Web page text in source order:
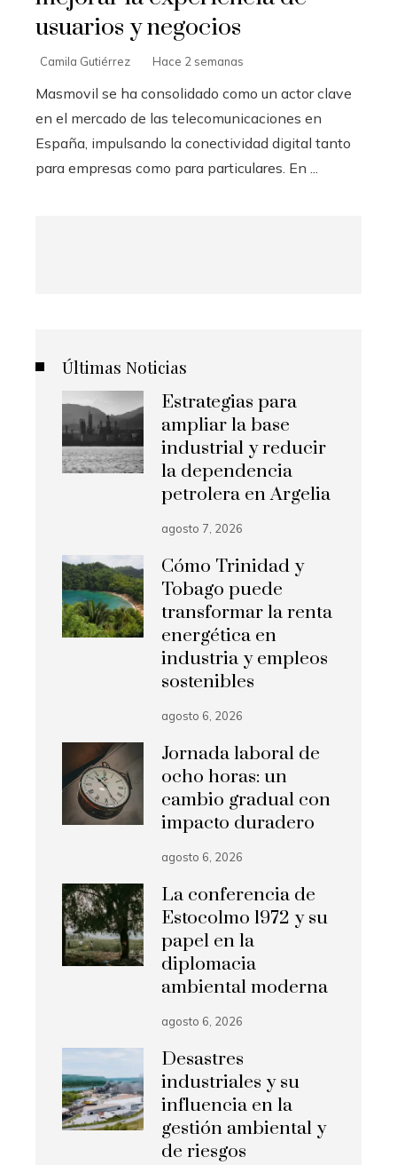
usuarios y negocios
Camila Gutiérrez Hace 2 semanas
Masmovil se ha consolidado como un actor clave
en el mercado de las telecomunicaciones en
España, impulsando la conectividad digital tanto
para empresas como para particulares. En ...
Últimas Noticias
Estrategias para
ampliar la base
industrial y reducir
la dependencia
petrolera en Argelia
agosto 7, 2026
Cómo Trinidad y
Tobago puede
transformar la renta
energética en
industria y empleos
sostenibles
agosto 6, 2026
Jornada laboral de
ocho horas: un
cambio gradual con
impacto duradero
agosto 6, 2026
La conferencia de
Estocolmo 1972 y su
papel en la
diplomacia
ambiental moderna
agosto 6, 2026
Desastres
industriales y su
influencia en la
gestión ambiental y
de riesgos